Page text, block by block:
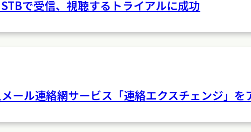
で受信、視聴するトライアルに成功
ール連絡網サービス「連絡エクスチェンジ」を